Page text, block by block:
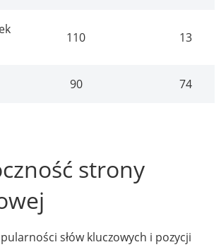
110 13
90 74
strony
słów kluczowych i pozycji